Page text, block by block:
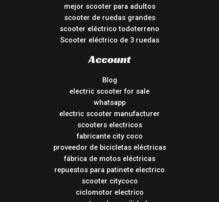
mejor scooter para adultos
scooter de ruedas grandes
scooter eléctrico todoterreno
Scooter eléctrico de 3 ruedas
Account
Blog
electric scooter for sale
whatsapp
electric scooter manufacturer
scooters electricos
fabricante city coco
proveedor de bicicletas eléctricas
fábrica de motos eléctricas
repuestos para patinete electrico
scooter citycoco
ciclomotor electrico